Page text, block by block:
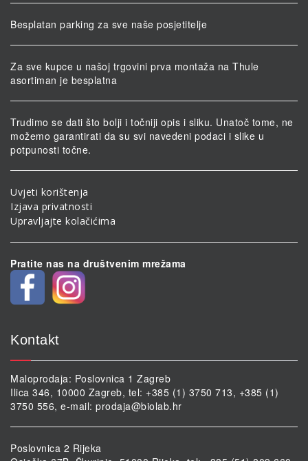
Besplatan parking za sve naše posjetitelje
Za sve kupce u našoj trgovini prva montaža na Thule
asortiman je besplatna
Trudimo se dati što bolji i točniji opis i sliku. Unatoč tome, ne
možemo garantirati da su svi navedeni podaci i slike u
potpunosti točne.
Uvjeti korištenja
Izjava privatnosti
Upravljajte kolačićima
Pratite nas na društvenim mrežama
Kontakt
Maloprodaja: Poslovnica 1 Zagreb
Ilica 346, 10000 Zagreb, tel: +385 (1) 3750 713, +385 (1)
3750 556, e-mail: prodaja@biolab.hr
Poslovnica 2 Rijeka